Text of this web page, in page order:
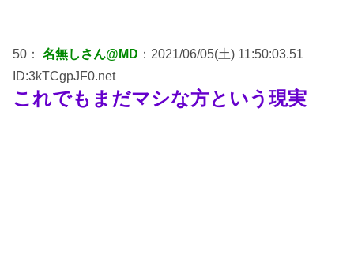
50： 名無しさん@MD ：2021/06/05(土) 11:50:03.51
ID:3kTCgpJF0.net
これでもまだマシな方という現実